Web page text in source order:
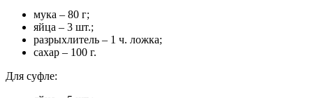
мука – 80 г;
яйца – 3 шт.;
разрыхлитель – 1 ч. ложка;
сахар – 100 г.
Для суфле: